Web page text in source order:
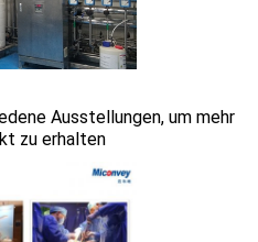
Ausstellungen, um mehr
zu erhalten